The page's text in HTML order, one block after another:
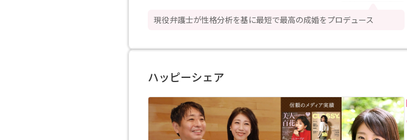
現役弁護士が性格分析を基に最短で最高の成婚をプロデュース
ハッピーシェア